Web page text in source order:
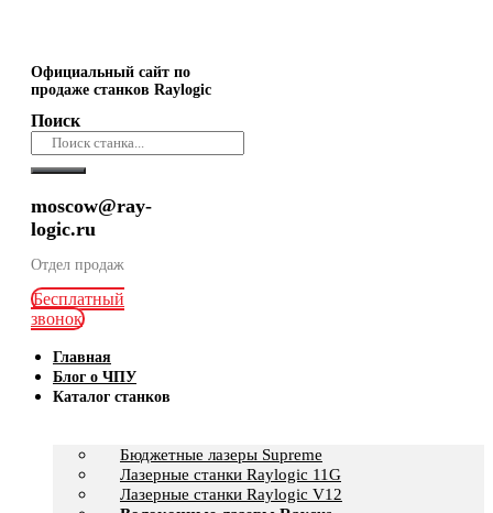
Официальный сайт по
продаже станков Raylogic
Поиск
moscow@ray-
logic.ru
Отдел продаж
Бесплатный
звонок
Главная
Блог о ЧПУ
Каталог станков
Бюджетные лазеры Supreme
Лазерные станки Raylogic 11G
Лазерные станки Raylogic V12